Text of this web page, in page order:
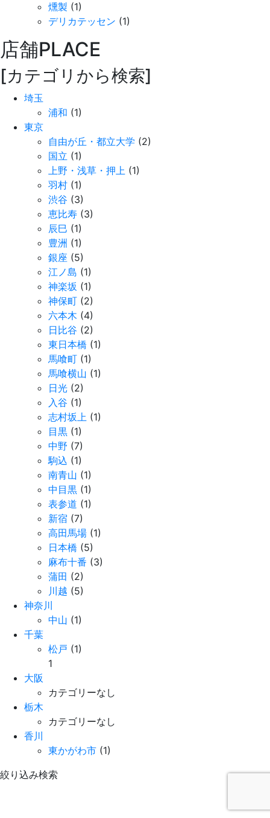
燻製 (1)
デリカテッセン (1)
店舗PLACE
[カテゴリから検索]
埼玉
浦和 (1)
東京
自由が丘・都立大学 (2)
国立 (1)
上野・浅草・押上 (1)
羽村 (1)
渋谷 (3)
恵比寿 (3)
辰巳 (1)
豊洲 (1)
銀座 (5)
江ノ島 (1)
神楽坂 (1)
神保町 (2)
六本木 (4)
日比谷 (2)
東日本橋 (1)
馬喰町 (1)
馬喰横山 (1)
日光 (2)
入谷 (1)
志村坂上 (1)
目黒 (1)
中野 (7)
駒込 (1)
南青山 (1)
中目黒 (1)
表参道 (1)
新宿 (7)
高田馬場 (1)
日本橋 (5)
麻布十番 (3)
蒲田 (2)
川越 (5)
神奈川
中山 (1)
千葉
松戸 (1)
1
大阪
カテゴリーなし
栃木
カテゴリーなし
香川
東かがわ市 (1)
絞り込み検索